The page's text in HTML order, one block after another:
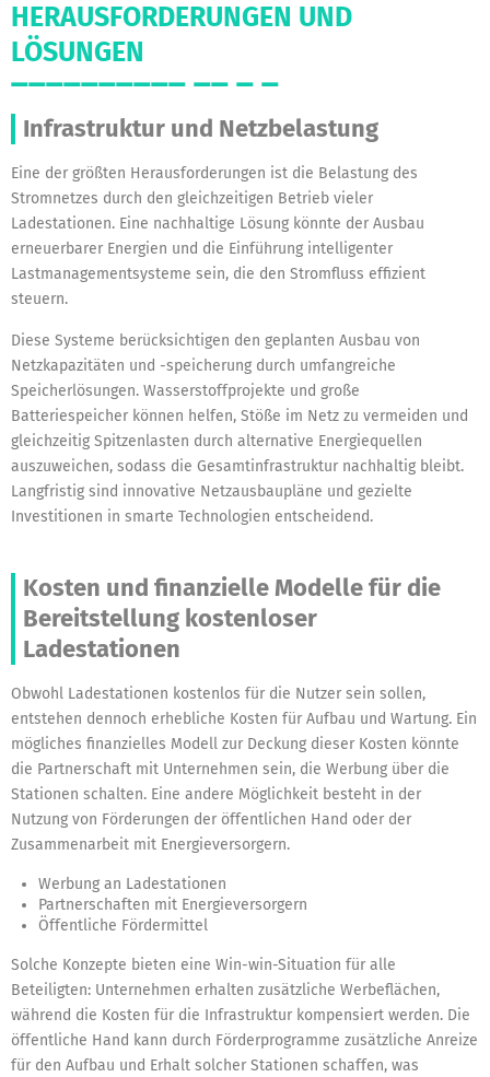
HERAUSFORDERUNGEN UND
LÖSUNGEN
Infrastruktur und Netzbelastung
Eine der größten Herausforderungen ist die Belastung des
Stromnetzes durch den gleichzeitigen Betrieb vieler
Ladestationen. Eine nachhaltige Lösung könnte der Ausbau
erneuerbarer Energien und die Einführung intelligenter
Lastmanagementsysteme sein, die den Stromfluss effizient
steuern.
Diese Systeme berücksichtigen den geplanten Ausbau von
Netzkapazitäten und -speicherung durch umfangreiche
Speicherlösungen. Wasserstoffprojekte und große
Batteriespeicher können helfen, Stöße im Netz zu vermeiden und
gleichzeitig Spitzenlasten durch alternative Energiequellen
auszuweichen, sodass die Gesamtinfrastruktur nachhaltig bleibt.
Langfristig sind innovative Netzausbaupläne und gezielte
Investitionen in smarte Technologien entscheidend.
Kosten und finanzielle Modelle für die
Bereitstellung kostenloser
Ladestationen
Obwohl Ladestationen kostenlos für die Nutzer sein sollen,
entstehen dennoch erhebliche Kosten für Aufbau und Wartung. Ein
mögliches finanzielles Modell zur Deckung dieser Kosten könnte
die Partnerschaft mit Unternehmen sein, die Werbung über die
Stationen schalten. Eine andere Möglichkeit besteht in der
Nutzung von Förderungen der öffentlichen Hand oder der
Zusammenarbeit mit Energieversorgern.
Werbung an Ladestationen
Partnerschaften mit Energieversorgern
Öffentliche Fördermittel
Solche Konzepte bieten eine Win-win-Situation für alle
Beteiligten: Unternehmen erhalten zusätzliche Werbeflächen,
während die Kosten für die Infrastruktur kompensiert werden. Die
öffentliche Hand kann durch Förderprogramme zusätzliche Anreize
für den Aufbau und Erhalt solcher Stationen schaffen, was